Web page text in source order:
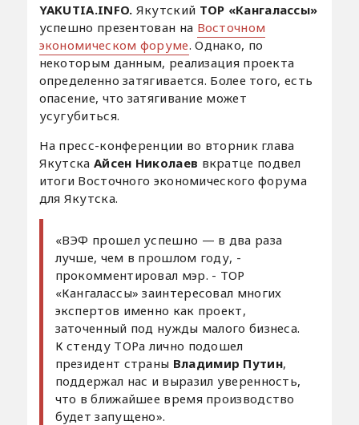
YAKUTIA.INFO. Якутский ТОР «Кангалассы»
успешно презентован на Восточном
экономическом форуме. Однако, по
некоторым данным, реализация проекта
определенно затягивается. Более того, есть
опасение, что затягивание может
усугубиться.
На пресс-конференции во вторник глава
Якутска Айсен Николаев вкратце подвел
итоги Восточного экономического форума
для Якутска.
«ВЭФ прошел успешно — в два раза
лучше, чем в прошлом году, -
прокомментировал мэр. - ТОР
«Кангалассы» заинтересовал многих
экспертов именно как проект,
заточенный под нужды малого бизнеса.
К стенду ТОРа лично подошел
президент страны Владимир Путин,
поддержал нас и выразил уверенность,
что в ближайшее время производство
будет запущено».